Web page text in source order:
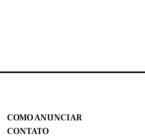
COMO ANUNCIAR
CONTATO